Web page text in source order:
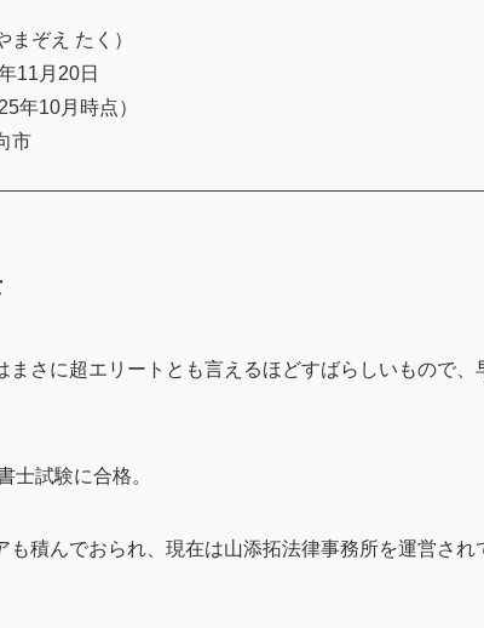
まぞえ たく）
11月20日
年10月時点）
市
まさに超エリートとも言えるほどすばらしいもので
士試験に合格。
も積んでおられ、現在は山添拓法律事務所を運営され